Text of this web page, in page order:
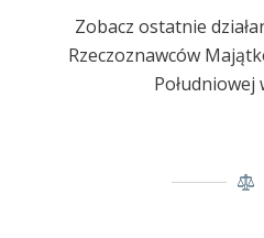
Zobacz ostatnie
Rzeczoznawców
Południowej